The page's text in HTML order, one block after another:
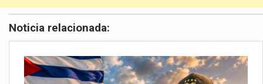
Noticia relacionada: